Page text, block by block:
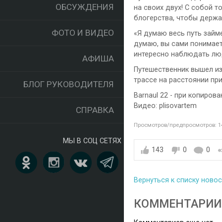
ОБСУЖДЕНИЯ
ФОТО И ВИДЕО
АФИША
БЛОГ РУКОВОДИТЕЛЯ
СПРАВКА
МЫ В СОЦ СЕТЯХ
на своих двух! С собой
блогерства, чтобы
«Я думаю весь путь
думаю, вы сами
интересно наблюдать
Путешественник вышел
трассе на расстоянии
Barnaul 22 - при
Видео: plisovartem
Просмотров/предпросмотров:
143 0 0
Вернуться к списку
КОММЕНТАРИИ